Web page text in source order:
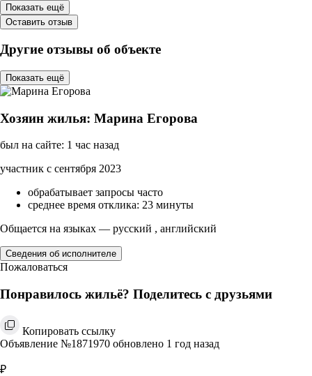
Показать ещё
Оставить отзыв
Другие отзывы об объекте
Показать ещё
Хозяин жилья: Марина Егорова
был на сайте: 1 час назад
участник с сентября 2023
обрабатывает запросы часто
среднее время отклика: 23 минуты
Общается на языках — русский , английский
Сведения об исполнителе
Пожаловаться
Понравилось жильё? Поделитесь с друзьями
Копировать ссылку
Объявление №1871970 обновлено 1 год назад
₽